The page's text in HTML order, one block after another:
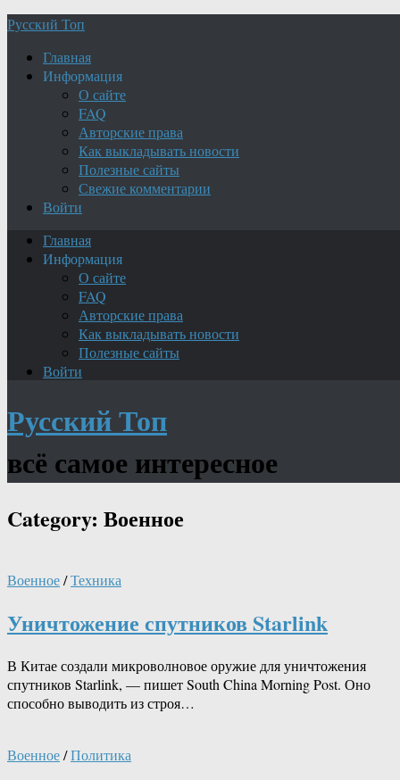
Русский Топ
Главная
Информация
О сайте
FAQ
Авторские права
Как выкладывать новости
Полезные сайты
Свежие комментарии
Войти
Главная
Информация
О сайте
FAQ
Авторские права
Как выкладывать новости
Полезные сайты
Войти
Русский Топ
всё самое интересное
Category: Военное
Военное/Техника
Уничтожение спутников Starlink
В Китае создали микроволновое оружие для уничтожения
спутников Starlink, — пишет South China Morning Post. Оно
способно выводить из строя…
Военное/Политика